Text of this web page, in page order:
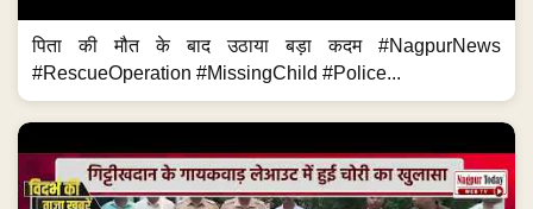
पिता की मौत के बाद उठाया बड़ा कदम #NagpurNews
#RescueOperation #MissingChild #Police...